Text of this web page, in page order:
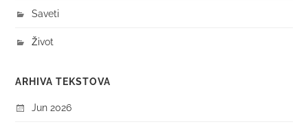
Saveti
Život
ARHIVA TEKSTOVA
Jun 2026